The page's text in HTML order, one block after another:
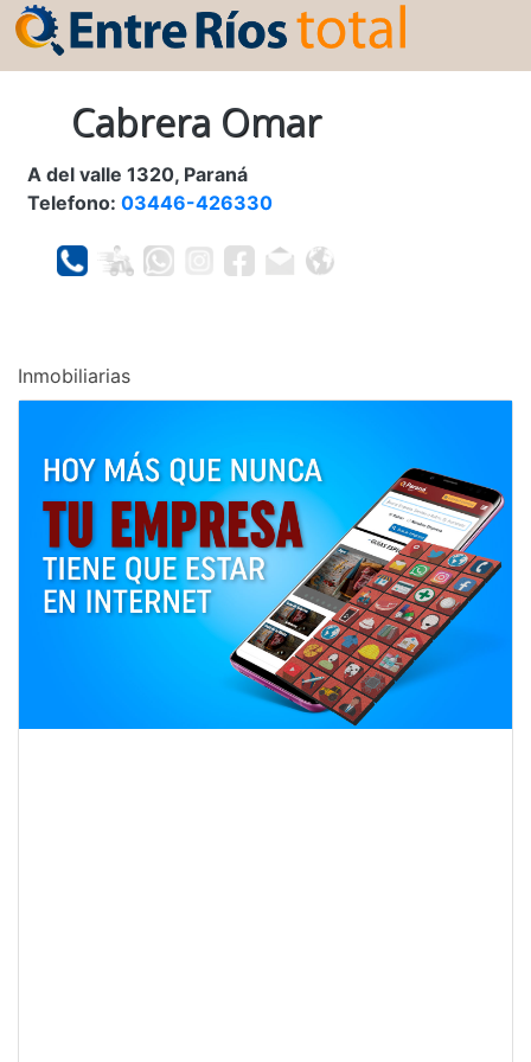
Cabrera Omar
A del valle 1320, Paraná
Telefono: 03446-426330
Inmobiliarias